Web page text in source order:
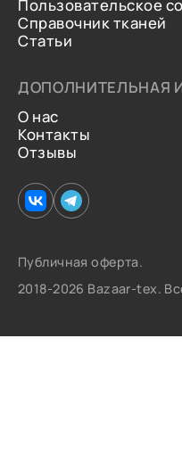
Пользовательское
Справочник тканей
Статьи
ДОПОЛНИТЕЛЬНАЯ
О нас
Контакты
Отзывы
Публичная оферта.
2018-2026 Bazaar-tex.